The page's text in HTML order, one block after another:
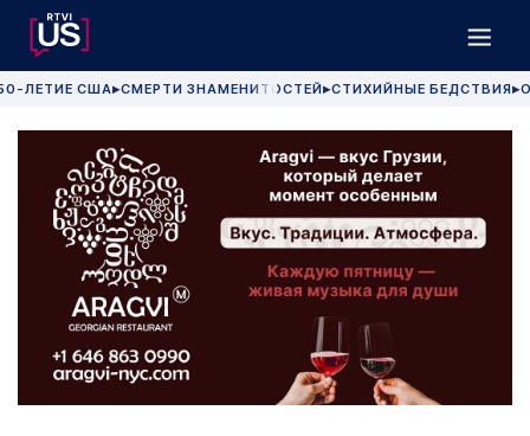
ЛЕТИЕ США▶СМЕРТИ ЗНАМЕНИТОСТЕЙ▶СТИХИЙНЫЕ БЕДСТВИЯ▶